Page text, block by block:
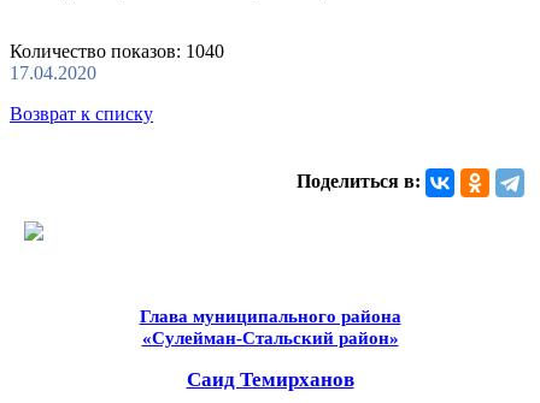
Количество показов: 1040
17.04.2020
Возврат к списку
Поделиться в:
Глава муниципального района
«Сулейман-Стальский район»
Саид Темирханов